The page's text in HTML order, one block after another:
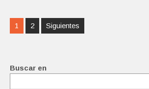
Navegación
de
1 2 Siguientes
Buscar en